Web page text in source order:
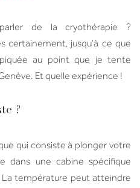
de la cryothérapie ?
certainement, jusqu’à ce que
au point que je tente
Et quelle expérience !
?
qui consiste à plonger votre
dans une cabine spécifique
température peut atteindre